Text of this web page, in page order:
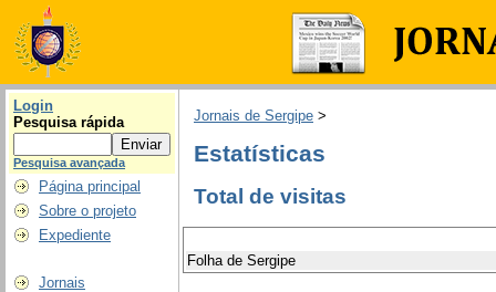
Login
Pesquisa rápida
Pesquisa avançada
Página principal
Sobre o projeto
Expediente
Jornais
Jornais de Sergipe >
Estatísticas
Total de visitas
Folha de Sergipe